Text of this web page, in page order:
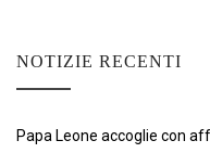
NOTIZIE RECENTI
Papa Leone accoglie con